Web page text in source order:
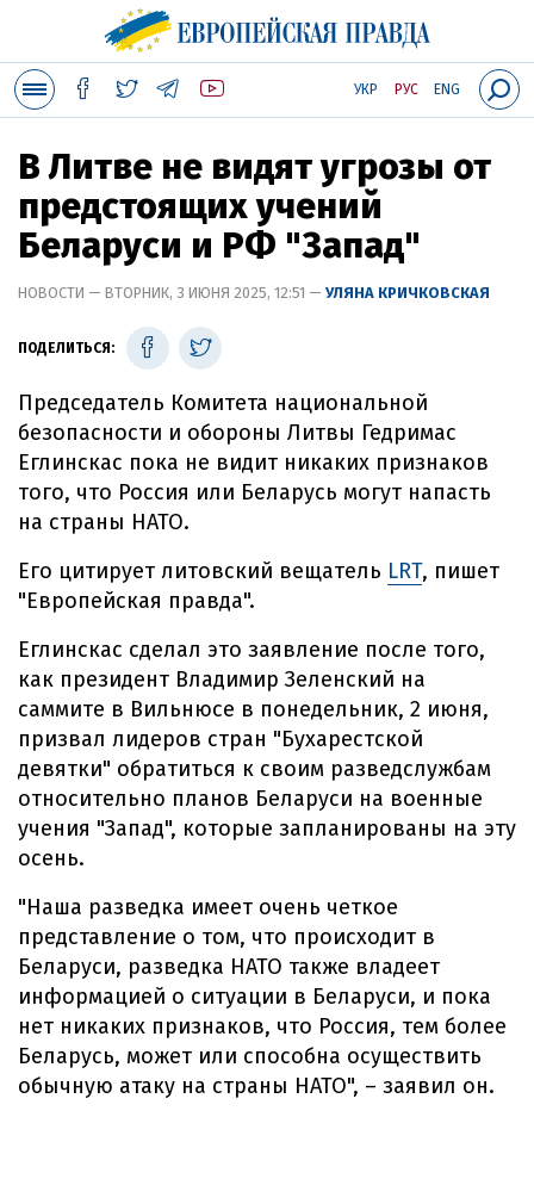
УКР РУС ENG
В Литве не видят угрозы от
предстоящих учений
Беларуси и РФ "Запад"
НОВОСТИ — ВТОРНИК, 3 ИЮНЯ 2025, 12:51 — УЛЯНА КРИЧКОВСКАЯ
ПОДЕЛИТЬСЯ:
Председатель Комитета национальной
безопасности и обороны Литвы Гедримас
Еглинскас пока не видит никаких признаков
того, что Россия или Беларусь могут напасть
на страны НАТО.
Его цитирует литовский вещатель LRT, пишет
"Европейская правда".
Еглинскас сделал это заявление после того,
как президент Владимир Зеленский на
саммите в Вильнюсе в понедельник, 2 июня,
призвал лидеров стран "Бухарестской
девятки" обратиться к своим разведслужбам
относительно планов Беларуси на военные
учения "Запад", которые запланированы на эту
осень.
"Наша разведка имеет очень четкое
представление о том, что происходит в
Беларуси, разведка НАТО также владеет
информацией о ситуации в Беларуси, и пока
нет никаких признаков, что Россия, тем более
Беларусь, может или способна осуществить
обычную атаку на страны НАТО", – заявил он.